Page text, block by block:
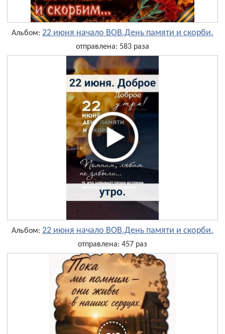
Альбом: 22 июня начало ВОВ.День памяти и скорби.
отправлена: 583 раза
Альбом: 22 июня начало ВОВ.День памяти и скорби.
отправлена: 457 раз